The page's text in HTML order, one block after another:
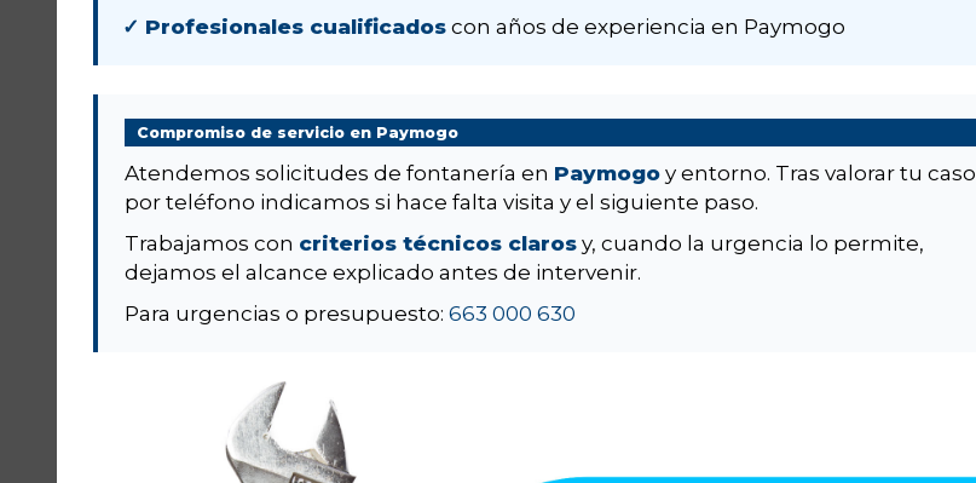
✓ Profesionales cualificados con años de experiencia en Paymogo
Compromiso de servicio en Paymogo
Atendemos solicitudes de fontanería en Paymogo y entorno. Tras valorar tu caso
por teléfono indicamos si hace falta visita y el siguiente paso.
Trabajamos con criterios técnicos claros y, cuando la urgencia lo permite,
dejamos el alcance explicado antes de intervenir.
Para urgencias o presupuesto: 663 000 630